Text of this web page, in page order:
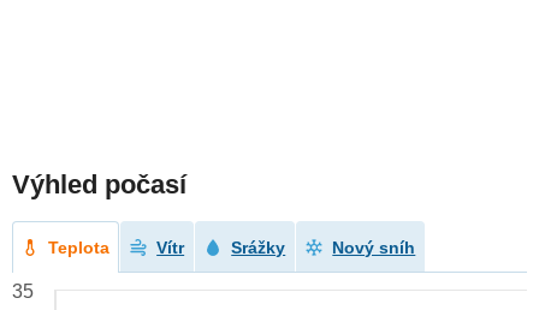
Výhled počasí
Teplota Vítr Srážky Nový sníh
35